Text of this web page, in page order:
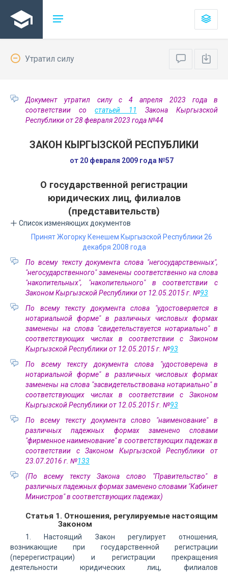
Утратил силу
Документ утратил силу с 4 апреля 2023 года в
соответствии состатьей 11
Закона Кыргызской
Республики от 28 февраля 2023 года №44
ЗАКОН КЫРГЫЗСКОЙ РЕСПУБЛИКИ
от 20 февраля 2009 года №57
О государственной регистрации
юридических лиц, филиалов
(представительств)
Список изменяющих документов
Принят Жогорку Кенешем Кыргызской Республики 26
декабря 2008 года
По всему тексту документа слова "негосударственных",
"негосударственного" заменены соответственно на слова
"накопительных", "накопительного" в соответствии с
Законом Кыргызской Республики от 12.05.2015 г. №93
По всему тексту документа слова "удостоверяется в
нотариальной форме" в различных числовых формах
заменены на слова "свидетельствуется нотариально" в
соответствующих числах в соответствии с Законом
Кыргызской Республики от 12.05.2015 г. №93
По всему тексту документа слова "удостоверена в
нотариальной форме" в различных числовых формах
заменены на слова "засвидетельствована нотариально" в
соответствующих числах в соответствии с Законом
Кыргызской Республики от 12.05.2015 г. №93
По всему тексту документа слово "наименование" в
различных падежных формах заменено словами
"фирменное наименование" в соответствующих падежах в
соответствии с Законом Кыргызской Республики от
23.07.2016 г. №133
(По всему тексту Закона слово "Правительство" в
различных падежных формах заменено словами "Кабинет
Министров" в соответствующих падежах)
Статья 1. Отношения, регулируемые настоящим
Законом
1. Настоящий Закон регулирует отношения,
возникающие при государственной регистрации
(перерегистрации) и регистрации прекращения
деятельности юридических лиц, филиалов